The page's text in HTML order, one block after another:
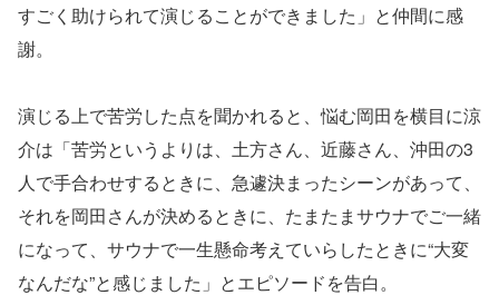
すごく助けられて演じることができました」と仲間に感
謝。
演じる上で苦労した点を聞かれると、悩む岡田を横目に涼
介は「苦労というよりは、土方さん、近藤さん、沖田の3
人で手合わせするときに、急遽決まったシーンがあって、
それを岡田さんが決めるときに、たまたまサウナでご一緒
になって、サウナで一生懸命考えていらしたときに“大変
なんだな”と感じました」とエピソードを告白。